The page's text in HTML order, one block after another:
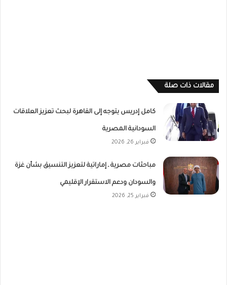
مقالات ذات صلة
كامل إدريس يتوجه إلى القاهرة لبحث تعزيز العلاقات
السودانية المصرية
فبراير 26, 2026
مباحثات مصرية ـ إماراتية لتعزيز التنسيق بشأن غزة
والسودان ودعم الاستقرار الإقليمي
فبراير 25, 2026